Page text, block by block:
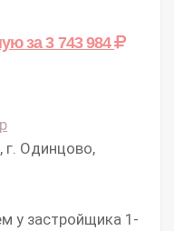
за 3 743 984
г. Одинцово,
у застройщика 1-